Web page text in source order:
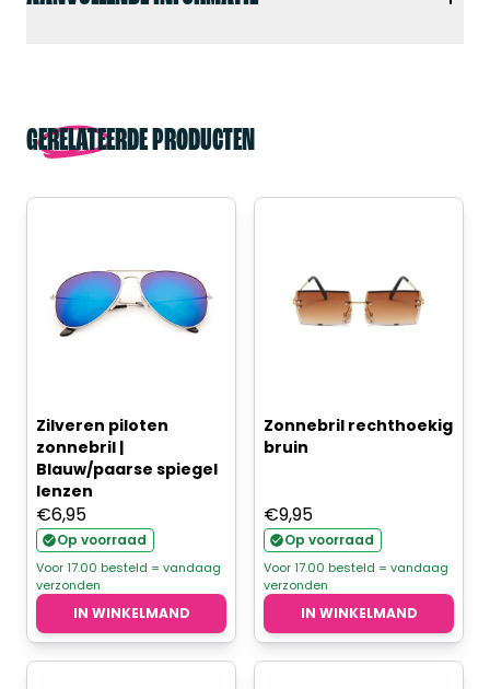
GERELATEERDE PRODUCTEN
Zilveren piloten
zonnebril |
Blauw/paarse spiegel
lenzen
€6,95
Op voorraad
Voor 17.00 besteld = vandaag
verzonden
IN WINKELMAND
Zonnebril rechthoekig
bruin
€9,95
Op voorraad
Voor 17.00 besteld = vandaag
verzonden
IN WINKELMAND